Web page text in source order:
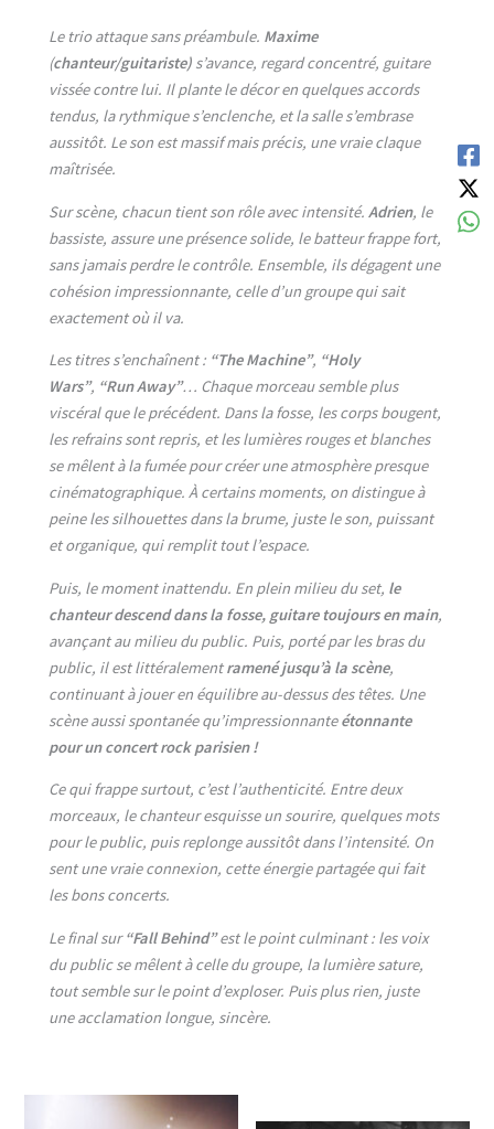
Le trio attaque sans préambule. Maxime
(chanteur/guitariste) s’avance, regard concentré, guitare
vissée contre lui. Il plante le décor en quelques accords
tendus, la rythmique s’enclenche, et la salle s’embrase
aussitôt. Le son est massif mais précis, une vraie claque
maîtrisée.
Sur scène, chacun tient son rôle avec intensité. Adrien, le
bassiste, assure une présence solide, le batteur frappe fort,
sans jamais perdre le contrôle. Ensemble, ils dégagent une
cohésion impressionnante, celle d’un groupe qui sait
exactement où il va.
Les titres s’enchaînent : “The Machine”, “Holy
Wars”, “Run Away”… Chaque morceau semble plus
viscéral que le précédent. Dans la fosse, les corps bougent,
les refrains sont repris, et les lumières rouges et blanches
se mêlent à la fumée pour créer une atmosphère presque
cinématographique. À certains moments, on distingue à
peine les silhouettes dans la brume, juste le son, puissant
et organique, qui remplit tout l’espace.
Puis, le moment inattendu. En plein milieu du set, le
chanteur descend dans la fosse, guitare toujours en main,
avançant au milieu du public. Puis, porté par les bras du
public, il est littéralementramené jusqu’à la scène,
continuant à jouer en équilibre au-dessus des têtes. Une
scène aussi spontanée qu’impressionnanteétonnante
pour un concert rock parisien !
Ce qui frappe surtout, c’est l’authenticité. Entre deux
morceaux, le chanteur esquisse un sourire, quelques mots
pour le public, puis replonge aussitôt dans l’intensité. On
sent une vraie connexion, cette énergie partagée qui fait
les bons concerts.
Le final sur“Fall Behind”est le point culminant : les voix
du public se mêlent à celle du groupe, la lumière sature,
tout semble sur le point d’exploser. Puis plus rien, juste
une acclamation longue, sincère.